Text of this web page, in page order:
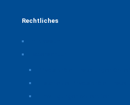
Rechtliches